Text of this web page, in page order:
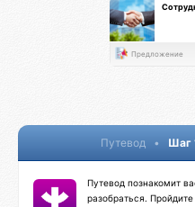
Предложение
Путевод • Шаг
Путевод познакомит
разобраться.